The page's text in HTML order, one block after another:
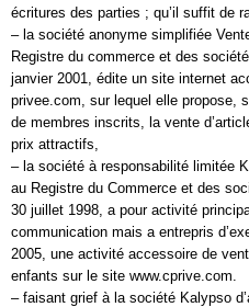
écritures des parties ; qu’il suffit de
– la société anonyme simplifiée
Registre du commerce et des
janvier 2001, édite un site internet
privee.com, sur lequel elle propose,
de membres inscrits, la vente
prix attractifs,
– la société à responsabilité limitée
au Registre du Commerce et des
30 juillet 1998, a pour activité
communication mais a entrepris
2005, une activité accessoire de
enfants sur le site www.cprive.com.
– faisant grief à la société Kalypso